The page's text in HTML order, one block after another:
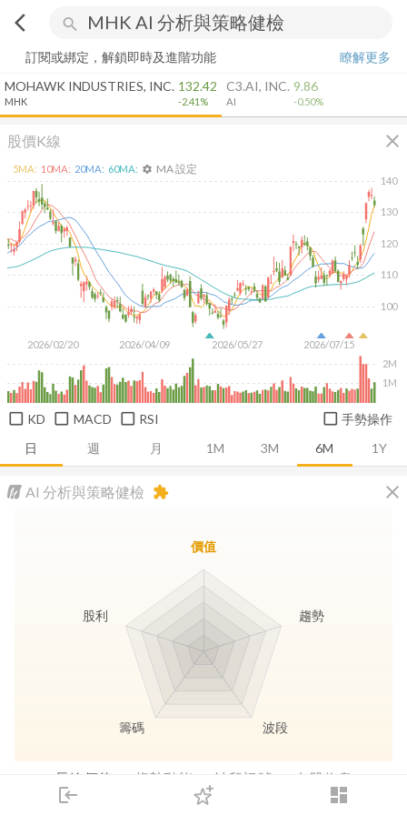
arrow_back_ios search
login dashboard
下單
訂閱或綁定，解鎖即時及進階功能
瞭解更多
MOHAWK INDUSTRIES, INC.
MHK
132.42
-2.41%
C3.AI, INC.
AI
9.86
-0.50%
股價K線 close
日 週 月 1M 3M 6M 1Y
2026/02/20 2026/04/09 2026/05/27 2026/07/15
100
110
120
130
140
1M
2M
5MA: 10MA: 20MA: 60MA: settings MA 設定
KD MACD RSI 手勢操作
AI 分析與策略健檢 close
extension
長線價值 趨勢動能 波段訊號 存股收息
價值
趨勢
波段
籌碼
股利